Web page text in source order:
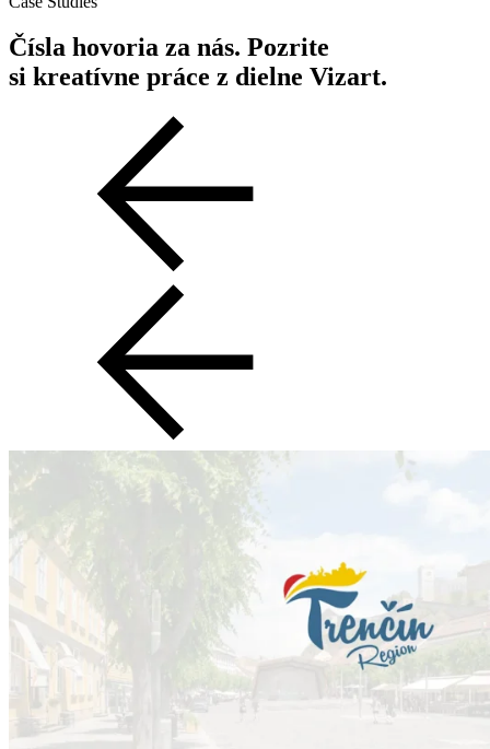
Čísla hovoria za nás. Pozrite
si kreatívne práce z dielne Vizart.